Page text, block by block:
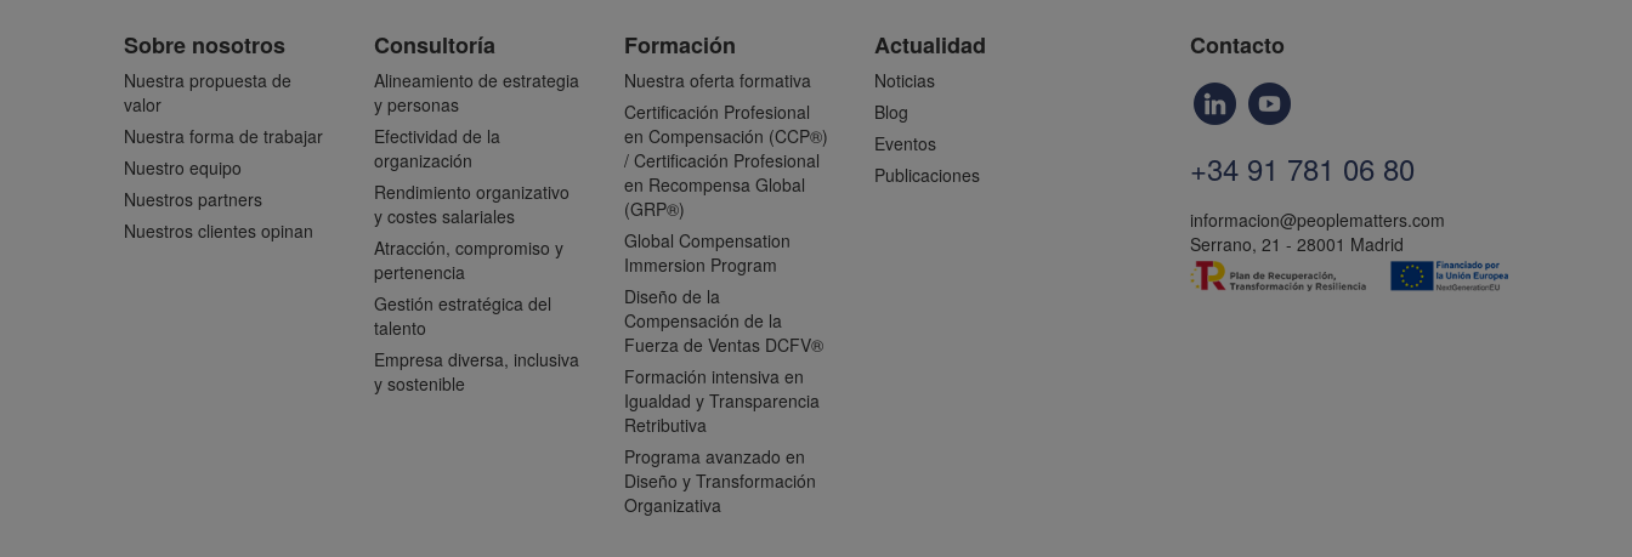
Sobre nosotros
Nuestra propuesta de
valor
Nuestra forma de trabajar
Nuestro equipo
Nuestros partners
Nuestros clientes opinan
Consultoría
Alineamiento de estrategia
y personas
Efectividad de la
organización
Rendimiento organizativo
y costes salariales
Atracción, compromiso y
pertenencia
Gestión estratégica del
talento
Empresa diversa, inclusiva
y sostenible
Formación
Nuestra oferta formativa
Certificación Profesional
en Compensación (CCP®)
/ Certificación Profesional
en Recompensa Global
(GRP®)
Global Compensation
Immersion Program
Diseño de la
Compensación de la
Fuerza de Ventas DCFV®
Formación intensiva en
Igualdad y Transparencia
Retributiva
Programa avanzado en
Diseño y Transformación
Organizativa
Actualidad
Noticias
Blog
Eventos
Publicaciones
Contacto
+34 91 781 06 80
informacion@peoplematters.com
Serrano, 21 - 28001 Madrid